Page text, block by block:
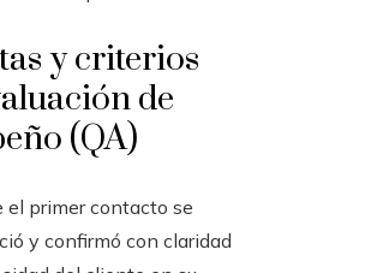
y criterios
de
(QA)
el primer contacto se
y confirmó con claridad